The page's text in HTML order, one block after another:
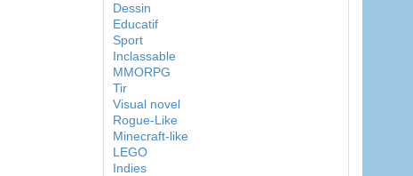
Dessin
Educatif
Sport
Inclassable
MMORPG
Tir
Visual novel
Rogue-Like
Minecraft-like
LEGO
Indies